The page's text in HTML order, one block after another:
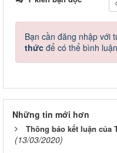
Bạn cần đăng nhập với
thức để có thể bình luận
Những tin mới hơn
Thông báo kết luận của
(13/03/2020)